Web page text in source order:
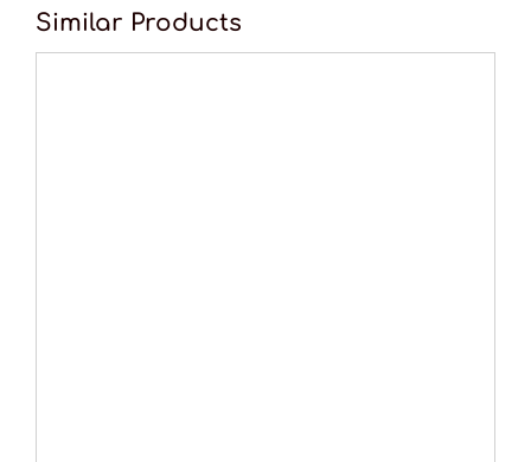
Similar Products